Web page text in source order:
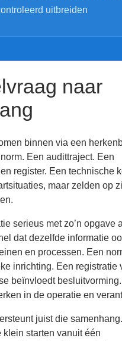
uitbreiden
naar
binnen via een
Een audittraject. Een
register. Een technische
maar zelden op
serieus met zo’n opgave
dat dezelfde informatie
en processen. Een
inrichting. Een registratie
beïnvloedt
in de operatie en
juist die
klein starten vanuit één